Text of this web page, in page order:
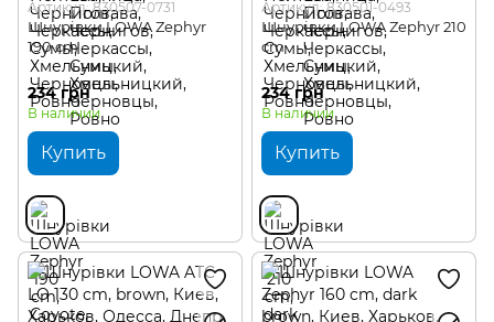
Артикул: 830507-0731
Шнурівки LOWA Zephyr
190 cm
234 грн
В наличии
Купить
Артикул: 830501-0493
Шнурівки LOWA Zephyr 210
cm
234 грн
В наличии
Купить